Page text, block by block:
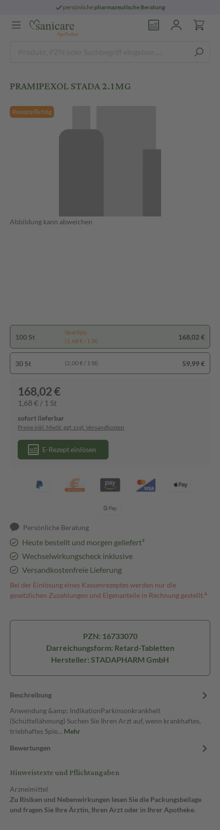
persönliche pharmazeutische Beratung
PRAMIPEXOL STADA 2.1MG
Rezeptpflichtig
Abbildung kann abweichen
100 St
Spartipp
(1,68 € / 1 St)
168,02 €
30 St (2,00 € / 1 St) 59,99 €
168,02 €
1,68 € / 1 St
sofort lieferbar
Preise inkl. MwSt. ggf. zzgl. Versandkosten
E-Rezept einlösen
Persönliche Beratung
Heute bestellt und morgen geliefert³
Wechselwirkungscheck inklusive
Versandkostenfreie Lieferung
Bei der Einlösung eines Kassenrezeptes werden nur die
gesetzlichen Zuzahlungen und Eigenanteile in Rechnung gestellt.⁴
PZN: 16733070
Darreichungsform: Retard-Tabletten
Hersteller: STADAPHARM GmbH
Beschreibung
Anwendung &amp; IndikationParkinsonkrankheit
(Schüttellähmung) Suchen Sie Ihren Arzt auf, wenn krankhaftes,
triebhaftes Spie… Mehr
Bewertungen
Hinweistexte und Pflichtangaben
Arzneimittel
Zu Risiken und Nebenwirkungen lesen Sie die Packungsbeilage
und fragen Sie Ihre Ärztin, Ihren Arzt oder in Ihrer Apotheke.